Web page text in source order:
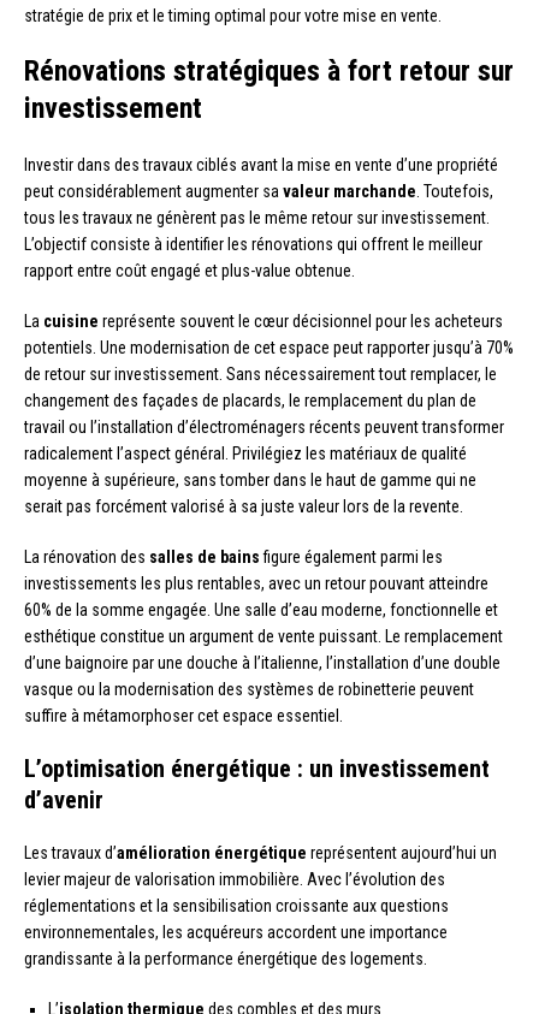
stratégie de prix et le timing optimal pour votre mise en vente.
Rénovations stratégiques à fort retour sur
investissement
Investir dans des travaux ciblés avant la mise en vente d’une propriété
peut considérablement augmenter sa valeur marchande . Toutefois,
tous les travaux ne génèrent pas le même retour sur investissement.
L’objectif consiste à identifier les rénovations qui offrent le meilleur
rapport entre coût engagé et plus-value obtenue.
La cuisine représente souvent le cœur décisionnel pour les acheteurs
potentiels. Une modernisation de cet espace peut rapporter jusqu’à 70%
de retour sur investissement. Sans nécessairement tout remplacer, le
changement des façades de placards, le remplacement du plan de
travail ou l’installation d’électroménagers récents peuvent transformer
radicalement l’aspect général. Privilégiez les matériaux de qualité
moyenne à supérieure, sans tomber dans le haut de gamme qui ne
serait pas forcément valorisé à sa juste valeur lors de la revente.
La rénovation des salles de bainsfigure également parmi les
investissements les plus rentables, avec un retour pouvant atteindre
60% de la somme engagée. Une salle d’eau moderne, fonctionnelle et
esthétique constitue un argument de vente puissant. Le remplacement
d’une baignoire par une douche à l’italienne, l’installation d’une double
vasque ou la modernisation des systèmes de robinetterie peuvent
suffire à métamorphoser cet espace essentiel.
L’optimisation énergétique : un investissement
d’avenir
Les travaux d’amélioration énergétique représentent aujourd’hui un
levier majeur de valorisation immobilière. Avec l’évolution des
réglementations et la sensibilisation croissante aux questions
environnementales, les acquéreurs accordent une importance
grandissante à la performance énergétique des logements.
L’isolation thermique des combles et des murs